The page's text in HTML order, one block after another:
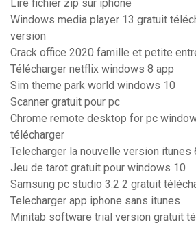
Lire fichier zip sur iphone
Windows media player 13 gratuit
version
Crack office 2020 famille et petite
Télécharger netflix windows 8 app
Sim theme park world windows 10
Scanner gratuit pour pc
Chrome remote desktop for pc
télécharger
Telecharger la nouvelle version itunes
Jeu de tarot gratuit pour windows 10
Samsung pc studio 3.2 2 gratuit
Telecharger app iphone sans itunes
Minitab software trial version gratuit